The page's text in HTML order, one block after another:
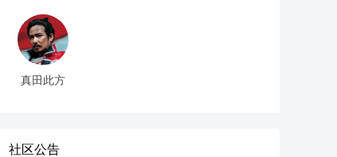
真田此方
社区公告